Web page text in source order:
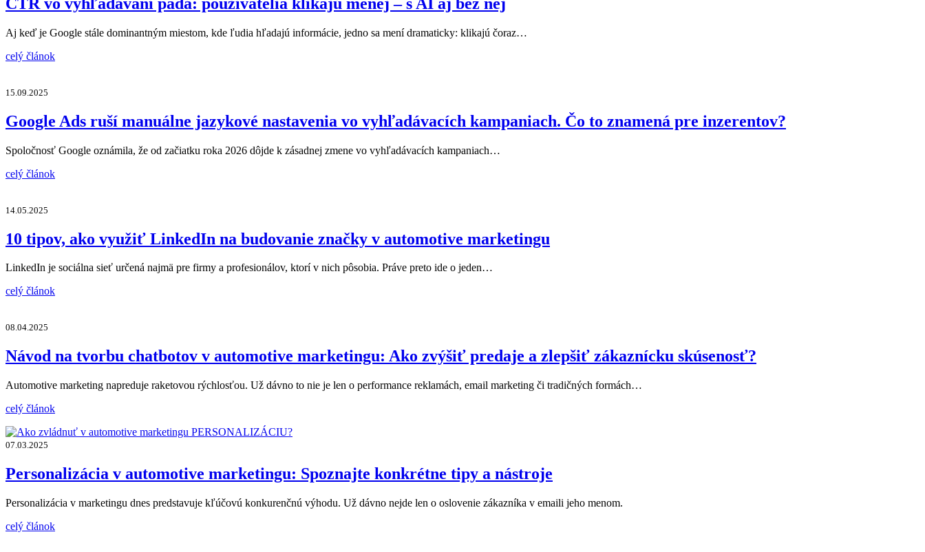
Aj keď je Google stále dominantným miestom, kde ľudia hľadajú informácie, jedno sa mení dramaticky: klikajú čoraz…
celý článok
15.09.2025
Google Ads ruší manuálne jazykové nastavenia vo vyhľadávacích kampaniach. Čo to znamená pre inzerentov?
Spoločnosť Google oznámila, že od začiatku roka 2026 dôjde k zásadnej zmene vo vyhľadávacích kampaniach…
celý článok
14.05.2025
10 tipov, ako využiť LinkedIn na budovanie značky v automotive marketingu
LinkedIn je sociálna sieť určená najmä pre firmy a profesionálov, ktorí v nich pôsobia. Práve preto ide o jeden…
celý článok
08.04.2025
Návod na tvorbu chatbotov v automotive marketingu: Ako zvýšiť predaje a zlepšiť zákaznícku skúsenosť?
Automotive marketing napreduje raketovou rýchlosťou. Už dávno to nie je len o performance reklamách, email marketing či tradičných formách…
celý článok
07.03.2025
Personalizácia v automotive marketingu: Spoznajte konkrétne tipy a nástroje
Personalizácia v marketingu dnes predstavuje kľúčovú konkurenčnú výhodu. Už dávno nejde len o oslovenie zákazníka v emaili jeho menom.
celý článok